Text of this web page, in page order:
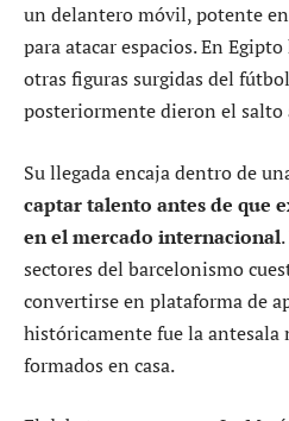
un delantero móvil, potente
para atacar espacios. En
otras figuras surgidas del
posteriormente dieron el salto
Su llegada encaja dentro de
captar talento antes de que
en el mercado internacional
sectores del barcelonismo
convertirse en plataforma de
históricamente fue la antesala
formados en casa.